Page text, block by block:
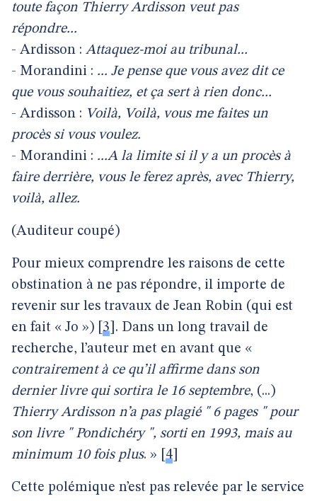
toute façon Thierry Ardisson veut pas
répondre...
- Ardisson : Attaquez-moi au tribunal...
- Morandini : ... Je pense que vous avez dit ce
que vous souhaitiez, et ça sert à rien donc...
- Ardisson : Voilà, Voilà, vous me faites un
procès si vous voulez.
- Morandini : ...A la limite si il y a un procès à
faire derrière, vous le ferez après, avec Thierry,
voilà, allez.
(Auditeur coupé)
Pour mieux comprendre les raisons de cette
obstination à ne pas répondre, il importe de
revenir sur les travaux de Jean Robin (qui est
en fait « Jo ») 3 . Dans un long travail de
recherche, l’auteur met en avant que «
contrairement à ce qu’il affirme dans son
dernier livre qui sortira le 16 septembre, (...)
Thierry Ardisson n’a pas plagié " 6 pages " pour
son livre " Pondichéry ", sorti en 1993, mais au
minimum 10 fois plus. » 4
Cette polémique n’est pas relevée par le service